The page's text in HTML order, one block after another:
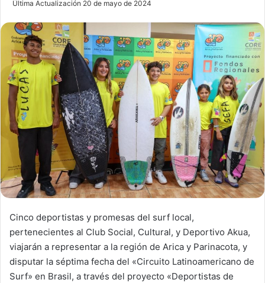
n
m
a
i
l
Última Actualización 20 de mayo de 2024
Cinco deportistas y promesas del surf local,
pertenecientes al Club Social, Cultural, y Deportivo Akua,
viajarán a representar a la región de Arica y Parinacota, y
disputar la séptima fecha del «Circuito Latinoamericano de
Surf» en Brasil, a través del proyecto «Deportistas de